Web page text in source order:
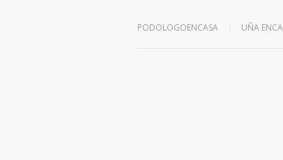
PODOLOGOENCASA UÑA